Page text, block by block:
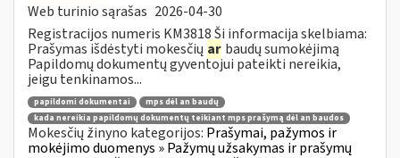
Web turinio sąrašas 2026-04-30
Registracijos numeris KM3818 Ši informacija skelbiama:
Prašymas išdėstyti mokesčių ar baudų sumokėjimą
Papildomų dokumentų gyventojui pateikti nereikia,
jeigu tenkinamos...
papildomi dokumentai
mps dėl an baudų
kada nereikia papildomų dokumentų teikiant mps prašymą dėl an baudos
Mokesčių žinyno kategorijos: Prašymai, pažymos ir
mokėjimo duomenys » Pažymų užsakymas ir prašymų